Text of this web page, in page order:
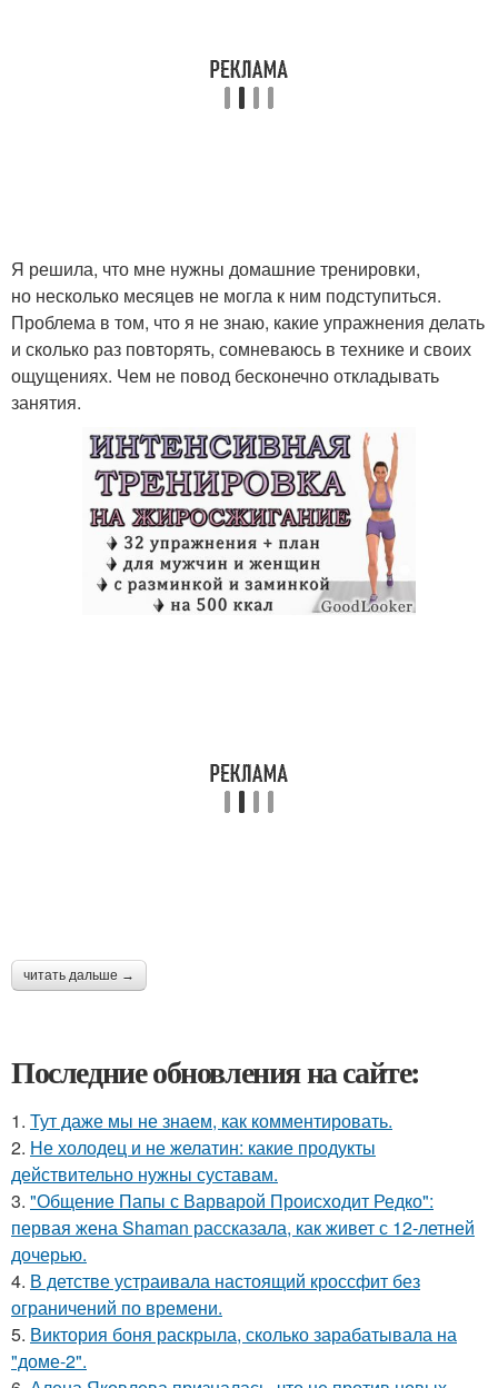
Я решила, что мне нужны домашние тренировки,
но несколько месяцев не могла к ним подступиться.
Проблема в том, что я не знаю, какие упражнения делать
и сколько раз повторять, сомневаюсь в технике и своих
ощущениях. Чем не повод бесконечно откладывать
занятия.
читать дальше →
Последние обновления на сайте:
1. Тут даже мы не знаем, как комментировать.
2. Не холодец и не желатин: какие продукты
действительно нужны суставам.
3. "Общение Папы с Варварой Происходит Редко":
первая жена Shaman рассказала, как живет с 12-летней
дочерью.
4. В детстве устраивала настоящий кроссфит без
ограничений по времени.
5. Виктория боня раскрыла, сколько зарабатывала на
"доме-2".